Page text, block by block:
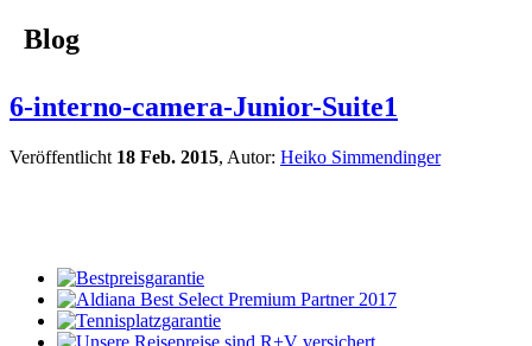
Blog
6-interno-camera-Junior-Suite1
Veröffentlicht 18 Feb. 2015, Autor: Heiko Simmendinger